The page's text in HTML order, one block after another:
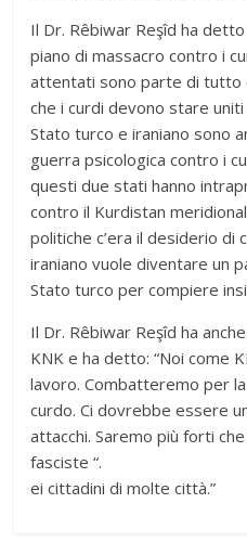
Il Dr. Rêbiwar Reşîd ha
piano di massacro contro i
attentati sono parte di tutto
che i curdi devono stare
Stato turco e iraniano sono
guerra psicologica contro i
questi due stati hanno
contro il Kurdistan
politiche c’era il desiderio di
iraniano vuole diventare un
Stato turco per compiere
Il Dr. Rêbiwar Reşîd ha
KNK e ha detto: “Noi come
lavoro. Combatteremo per
curdo. Ci dovrebbe essere
attacchi. Saremo più forti
fasciste “.
ei cittadini di molte città.”